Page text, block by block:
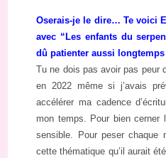
Oserais-je le dire… Te voici
avec “Les enfants du
dû patienter aussi
Tu ne dois pas avoir pas peur
en 2022 même si j’avais
accélérer ma cadence
mon temps. Pour bien
sensible. Pour peser chaque
cette thématique qu’il aurait